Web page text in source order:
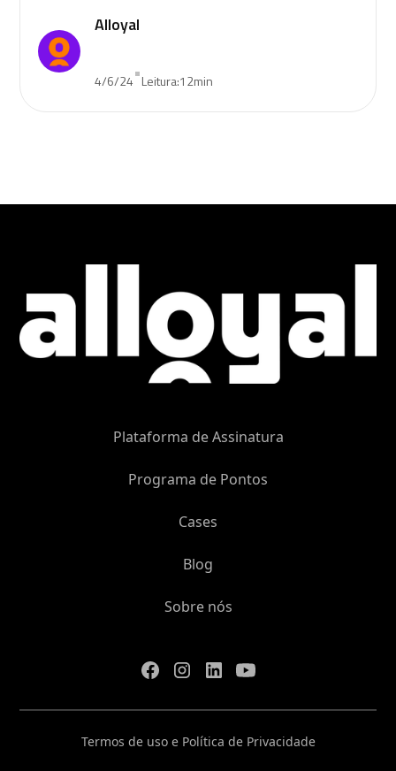
Alloyal
4/6/24•Leitura:12min
Plataforma de Assinatura
Programa de Pontos
Cases
Blog
Sobre nós
Termos de uso e Política de Privacidade